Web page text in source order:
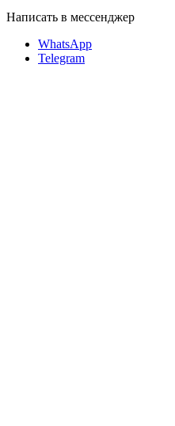
Написать в мессенджер
WhatsApp
Telegram